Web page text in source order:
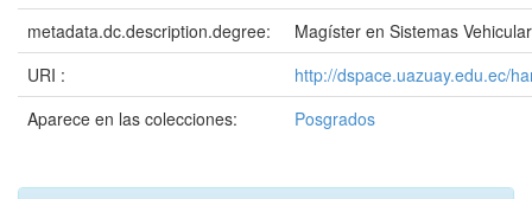
metadata.dc.description.degree:
Magíster en Sistemas
URI :
http://dspace.uazuay.edu.ec/
Aparece en las colecciones:
Posgrados